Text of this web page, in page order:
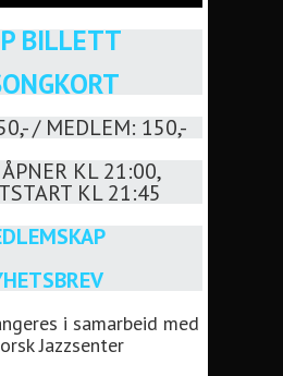
BILLETT
/ MEDLEM: 150,-
KL 21:00,
KL 21:45
i samarbeid med
Jazzsenter